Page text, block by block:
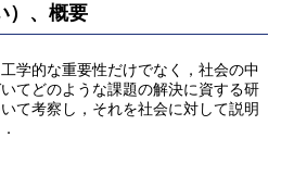
）、概要
学的な重要性だけでなく，社会の中
てどのような課題の解決に資する研
て考察し，それを社会に対して説明